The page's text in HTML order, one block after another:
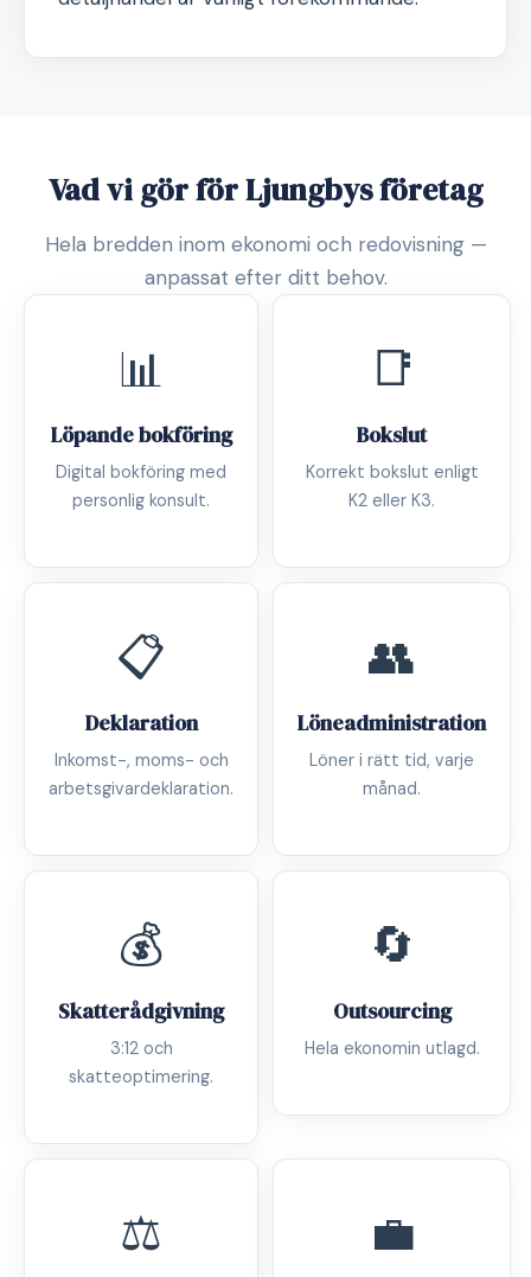
Vad vi gör för Ljungbys företag
Hela bredden inom ekonomi och redovisning —
anpassat efter ditt behov.
📊
Löpande bokföring
Digital bokföring med
personlig konsult.
📑
Bokslut
Korrekt bokslut enligt
K2 eller K3.
📋
Deklaration
Inkomst-, moms- och
arbetsgivardeklaration.
👥
Löneadministration
Löner i rätt tid, varje
månad.
💰
Skatterådgivning
3:12 och
skatteoptimering.
🔄
Outsourcing
Hela ekonomin utlagd.
⚖️ 💼